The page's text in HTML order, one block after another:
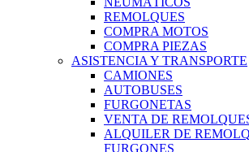
REMOLQUES
COMPRA MOTOS
COMPRA PIEZAS
ASISTENCIA Y TRANSPORTE
CAMIONES
AUTOBUSES
FURGONETAS
VENTA DE
ALQUILER DE
FURGONES